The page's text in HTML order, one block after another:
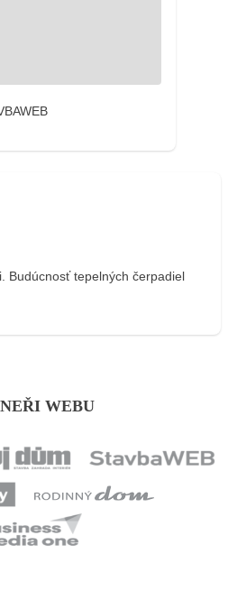
Budúcnosť tepelných čerpadiel
WEBU